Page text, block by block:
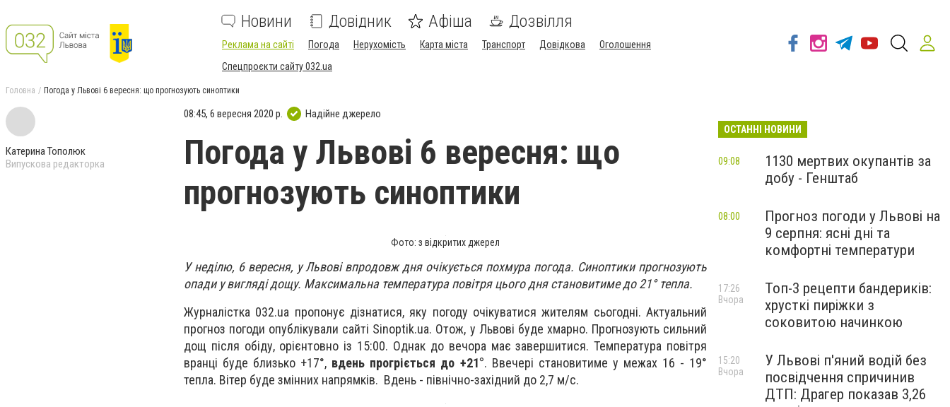
Новини Довідник Афіша Дозвілля
Реклама на сайті Погода Нерухомість Карта міста Транспорт Довідкова
Оголошення
Спецпроєкти сайту 032.ua
Головна Погода у Львові 6 вересня: що прогнозують синоптики
Катерина Тополюк
Випускова редакторка
08:45, 6 вересня 2020 р. Надійне джерело
Погода у Львові 6 вересня: що
прогнозують синоптики
Фото: з відкритих джерел
У неділю, 6 вересня, у Львові впродовж дня очікується похмура погода. Синоптики прогнозують
опади у вигляді дощу. Максимальна температура повітря цього дня становитиме до 21° тепла.
Журналістка 032.ua пропонує дізнатися, яку погоду очікуватися жителям сьогодні. Актуальний
прогноз погоди опублікували сайті Sinoptik.ua. Отож, у Львові буде хмарно. Прогнозують сильний
дощ після обіду, орієнтовно із 15:00. Однак до вечора має завершитися. Температура повітря
вранці буде близько +17°, вдень прогріється до +21°. Ввечері становитиме у межах 16 - 19°
тепла. Вітер буде змінних напрямків. Вдень - північно-західний до 2,7 м/с.
ОСТАННІ НОВИНИ
1130 мертвих окупантів за
добу - Генштаб
09:08
Прогноз погоди у Львові на
9 серпня: ясні дні та
комфортні температури
08:00
Топ-3 рецепти бандериків:
хрусткі пиріжки з
соковитою начинкою
17:26
Вчора
У Львові п'яний водій без
посвідчення спричинив
ДТП: Драгер показав 3,26
15:20
Вчора